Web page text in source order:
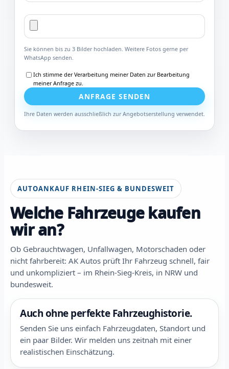
Sie können bis zu 3 Bilder hochladen. Weitere Fotos gerne per
WhatsApp senden.
Ich stimme der Verarbeitung meiner Daten zur Bearbeitung
meiner Anfrage zu.
ANFRAGE SENDEN
Ihre Daten werden ausschließlich zur Angebotserstellung verwendet.
AUTOANKAUF RHEIN-SIEG & BUNDESWEIT
Welche Fahrzeuge kaufen
wir an?
Ob Gebrauchtwagen, Unfallwagen, Motorschaden oder
nicht fahrbereit: AK Autos prüft Ihr Fahrzeug schnell, fair
und unkompliziert – im Rhein-Sieg-Kreis, in NRW und
bundesweit.
Auch ohne perfekte Fahrzeughistorie.
Senden Sie uns einfach Fahrzeugdaten, Standort und
ein paar Bilder. Wir melden uns zeitnah mit einer
realistischen Einschätzung.